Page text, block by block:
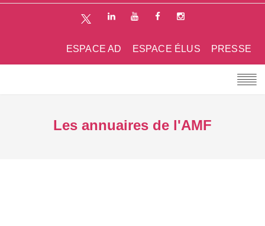
PRESSE
ESPACE ÉLUS
ESPACE AD
Les annuaires de l'AMF